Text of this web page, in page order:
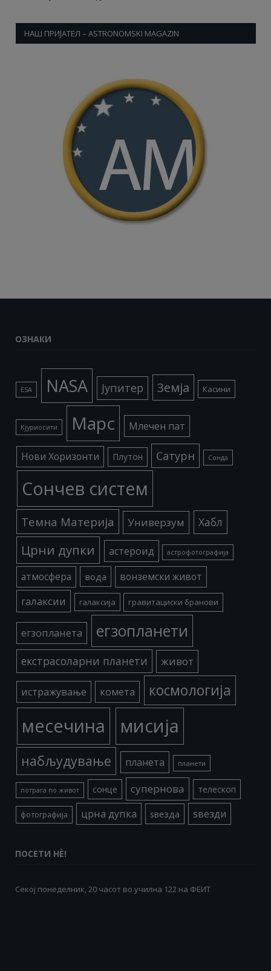
НАШ ПРИЈАТЕЛ – ASTRONOMSKI MAGAZIN
ОЗНАКИ
ESA NASA Јупитер Земја Касини
Кјуриосити Марс Млечен пат
Нови Хоризонти Плутон Сатурн Сонда
Сончев систем
Темна Материја Универзум Хабл
Црни дупки астероид астрофотографија
атмосфера вода вонземски живот
галаксии галаксија гравитациски бранови
егзопланета егзопланети
екстрасоларни планети живот
истражување комета космологија
месечина мисија
набљудување планета планети
потрага по живот сонце супернова телескоп
фотографија црна дупка ѕвезда ѕвезди
ПОСЕТИ НÈ!
Секој понеделник, 20 часот во училна 122 на ФЕИТ